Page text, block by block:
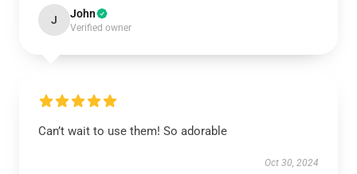
J John
Verified owner
Can’t wait to use them! So adorable
Oct 30, 2024